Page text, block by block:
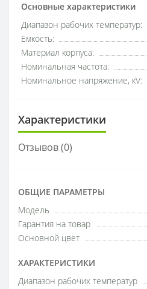
Основные характеристики
Диапазон рабочих температур:
Емкость:
Материал корпуса:
Номинальная частота:
Номинальное напряжение, кV:
Характеристики
Отзывов (0)
ОБЩИЕ ПАРАМЕТРЫ
Модель
Гарантия на товар
Основной цвет
ХАРАКТЕРИСТИКИ
Диапазон рабочих температур